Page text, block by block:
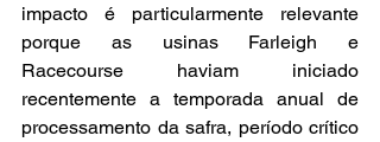
impacto é particularmente relevante
porque as usinas Farleigh e
Racecourse haviam iniciado
recentemente a temporada anual de
processamento da safra, período crítico